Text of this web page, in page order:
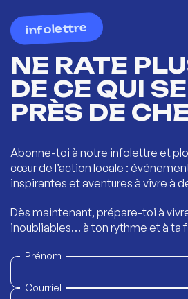
infolettre
NE RATE
DE CE QUI
PRÈS DE
Abonne-toi à notre infolettre et
cœur de l’action locale :
inspirantes et aventures à vivre à
Dès maintenant, prépare-toi à
inoubliables… à ton rythme et à ta
Prénom
Courriel